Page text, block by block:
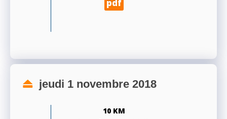
pdf
jeudi 1 novembre 2018
10 KM